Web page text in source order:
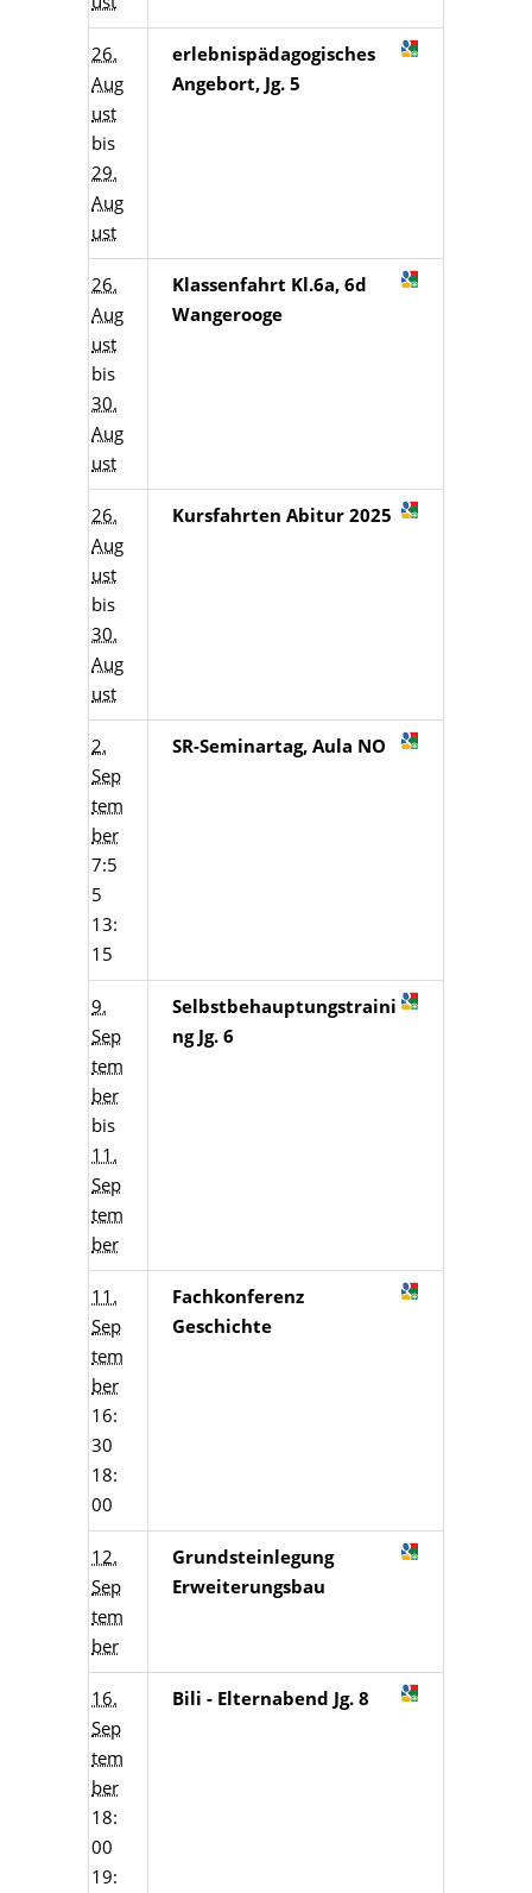
26.
Aug
ust
bis
29.
Aug
ust
erlebnispädagogisches
Angebort, Jg. 5
26.
Aug
ust
bis
30.
Aug
ust
Klassenfahrt Kl.6a, 6d
Wangerooge
26.
Aug
ust
bis
30.
Aug
ust
Kursfahrten Abitur 2025
2.
Sep
tem
ber
7:5
5
13:
15
SR-Seminartag, Aula NO
9.
Sep
tem
ber
bis
11.
Sep
tem
ber
Selbstbehauptungstraini
ng Jg. 6
11.
Sep
tem
ber
16:
30
18:
00
Fachkonferenz
Geschichte
12.
Sep
tem
ber
Grundsteinlegung
Erweiterungsbau
16.
Sep
tem
ber
18:
00
19:
Bili - Elternabend Jg. 8